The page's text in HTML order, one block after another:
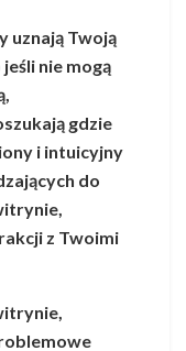
uznają Twoją
nie mogą
gdzie
i intuicyjny
do
z Twoimi